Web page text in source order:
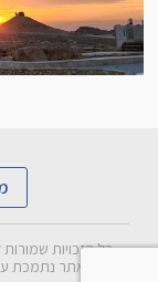
כל הזכויות
האתר נתמכת